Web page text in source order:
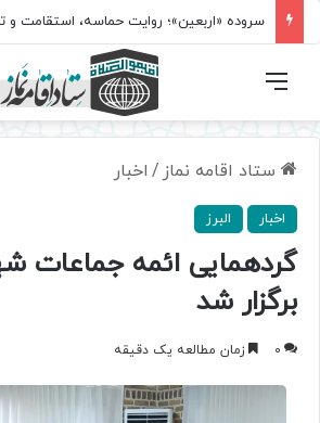
فهرست
ستاد اقامه نماز / اخبار
اخبار البرز
گردهمایی ائمه جماعات
برگزار شد
0 زمان مطالعه یک دقیقه